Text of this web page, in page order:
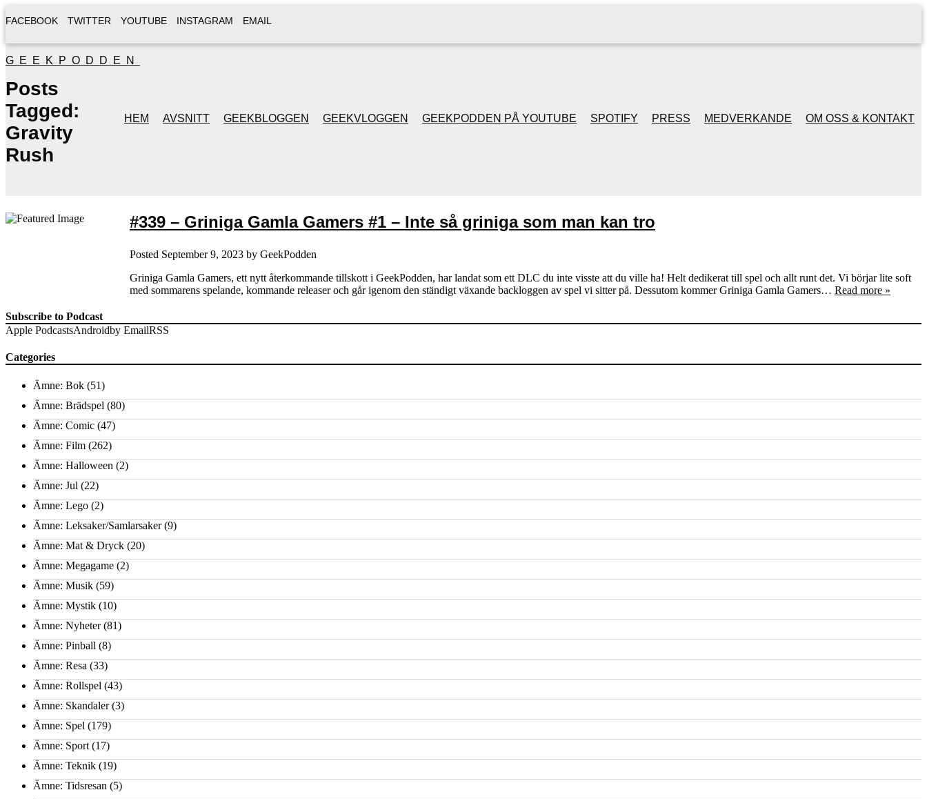
FACEBOOK TWITTER YOUTUBE INSTAGRAM EMAIL
GEEKPODDEN
HEM AVSNITT GEEKBLOGGEN GEEKVLOGGEN GEEKPODDEN PÅ YOUTUBE
& FILIPH
GEEKPODDENS
JULSPECIALER 2013
SPOTIFY PRESS MEDVERKANDE OM OSS & KONTAKT
Posts
Tagged:
Gravity
Rush
#339 – Griniga Gamla Gamers #1 – Inte så griniga som man kan tro
Posted September 9, 2023 by GeekPodden
Griniga Gamla Gamers, ett nytt återkommande tillskott i GeekPodden, har landat som ett DLC du inte visste att du ville ha! Helt dedikerat till spel och allt runt det. Vi börjar lite soft
med sommarens spelande, kommande releaser och går igenom den ständigt växande backloggen av spel vi sitter på. Dessutom kommer Griniga Gamla Gamers… Read more »
Subscribe to Podcast
Apple PodcastsAndroidby EmailRSS
Categories
Ämne: Bok (51)
Ämne: Brädspel (80)
Ämne: Comic (47)
Ämne: Film (262)
Ämne: Halloween (2)
Ämne: Jul (22)
Ämne: Lego (2)
Ämne: Leksaker/Samlarsaker(9)
Ämne: Mat & Dryck (20)
Ämne: Megagame (2)
Ämne: Musik (59)
Ämne: Mystik (10)
Ämne: Nyheter(81)
Ämne: Pinball (8)
Ämne: Resa (33)
Ämne: Rollspel (43)
Ämne: Skandaler(3)
Ämne: Spel (179)
Ämne: Sport (17)
Ämne: Teknik (19)
Ämne: Tidsresan (5)